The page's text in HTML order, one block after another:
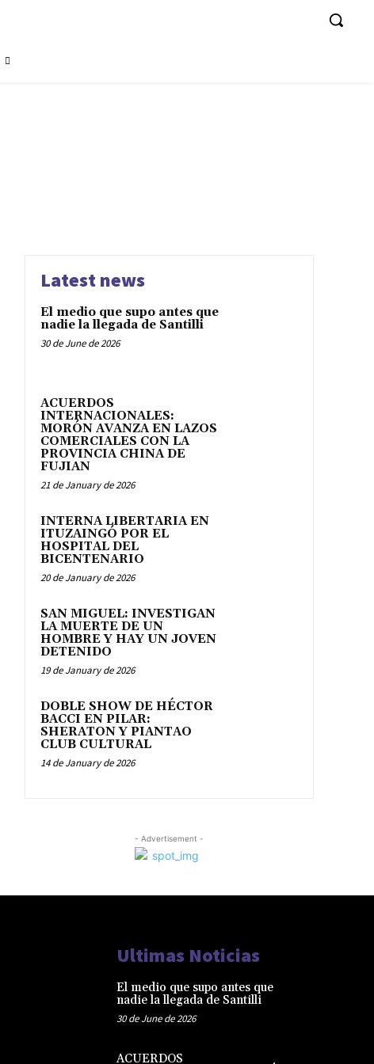
Latest news
El medio que supo antes que
nadie la llegada de Santilli
30 de June de 2026
ACUERDOS
INTERNACIONALES:
MORÓN AVANZA EN LAZOS
COMERCIALES CON LA
PROVINCIA CHINA DE
FUJIAN
21 de January de 2026
INTERNA LIBERTARIA EN
ITUZAINGÓ POR EL
HOSPITAL DEL
BICENTENARIO
20 de January de 2026
SAN MIGUEL: INVESTIGAN
LA MUERTE DE UN
HOMBRE Y HAY UN JOVEN
DETENIDO
19 de January de 2026
DOBLE SHOW DE HÉCTOR
BACCI EN PILAR:
SHERATON Y PIANTAO
CLUB CULTURAL
14 de January de 2026
- Advertisement -
Ultimas Noticias
El medio que supo antes que
nadie la llegada de Santilli
30 de June de 2026
ACUERDOS